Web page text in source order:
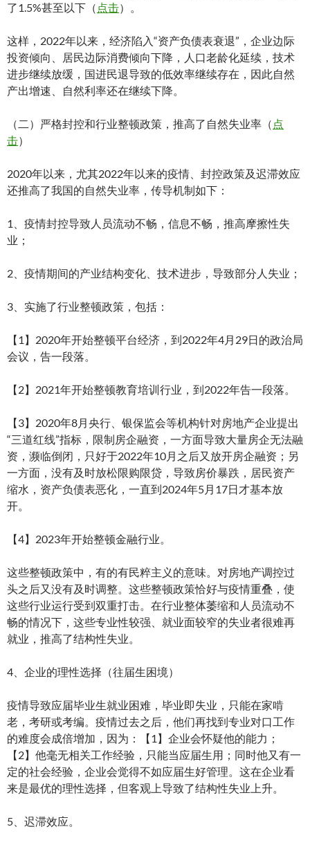
了1.5%甚至以下（ 点击）。
这样，2022年以来，经济陷入“资产负债表衰退”，企业边际
投资倾向、居民边际消费倾向下降，人口老龄化延续，技术
进步继续放缓，国进民退导致的低效率继续存在，因此自然
产出增速、自然利率还在继续下降。
（二）严格封控和行业整顿政策，推高了自然失业率（ 点
击）
2020年以来，尤其2022年以来的疫情、封控政策及迟滞效应
还推高了我国的自然失业率，传导机制如下：
1、疫情封控导致人员流动不畅，信息不畅，推高摩擦性失
业；
2、疫情期间的产业结构变化、技术进步，导致部分人失业；
3、实施了行业整顿政策，包括：
【1】2020年开始整顿平台经济，到2022年4月29日的政治局
会议，告一段落。
【2】2021年开始整顿教育培训行业，到2022年告一段落。
【3】2020年8月央行、银保监会等机构针对房地产企业提出
“三道红线”指标，限制房企融资，一方面导致大量房企无法融
资，濒临倒闭，只好于2022年10月之后又放开房企融资；另
一方面，没有及时放松限购限贷，导致房价暴跌，居民资产
缩水，资产负债表恶化，一直到2024年5月17日才基本放
开。
【4】2023年开始整顿金融行业。
这些整顿政策中，有的有民粹主义的意味。对房地产调控过
头之后又没有及时调整。这些整顿政策恰好与疫情重叠，使
这些行业运行受到双重打击。在行业整体萎缩和人员流动不
畅的情况下，这些专业性较强、就业面较窄的失业者很难再
就业，推高了结构性失业。
4、企业的理性选择（往届生困境）
疫情导致应届毕业生就业困难，毕业即失业，只能在家啃
老，考研或考编。疫情过去之后，他们再找到专业对口工作
的难度会成倍增加，因为：【1】企业会怀疑他的能力；
【2】他毫无相关工作经验，只能当应届生用；同时他又有一
定的社会经验，企业会觉得不如应届生好管理。这在企业看
来是最优的理性选择，但客观上导致了结构性失业上升。
5、迟滞效应。